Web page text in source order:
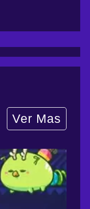
Ver Mas